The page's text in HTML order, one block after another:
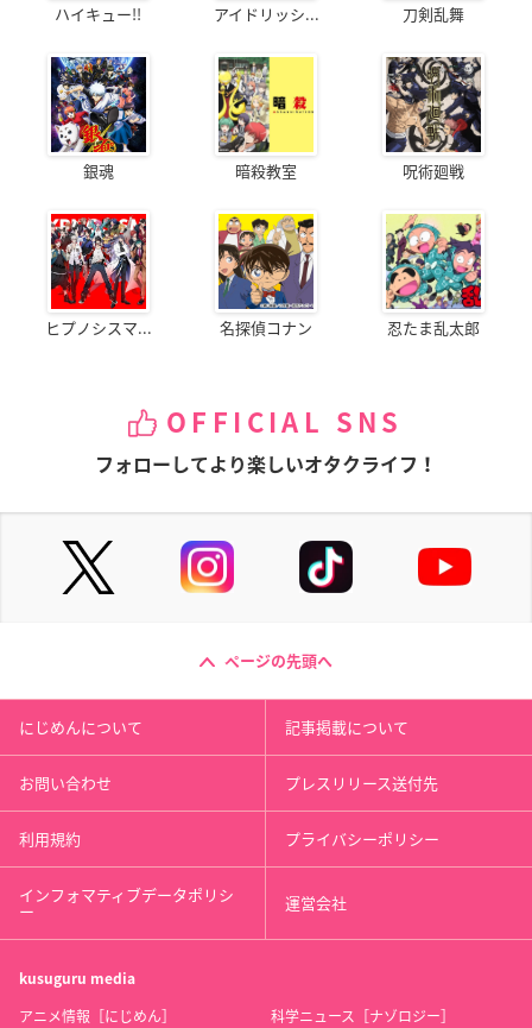
ハイキュー!! アイドリッシ... 刀剣乱舞
銀魂 暗殺教室 呪術廻戦
ヒプノシスマ... 名探偵コナン 忍たま乱太郎
OFFICIAL SNS
フォローしてより楽しいオタクライフ！
ページの先頭へ
にじめんについて 記事掲載について
お問い合わせ プレスリリース送付先
利用規約 プライバシーポリシー
インフォマティブデータポリシ
ー 運営会社
kusuguru media
アニメ情報［にじめん］ 科学ニュース［ナゾロジー］